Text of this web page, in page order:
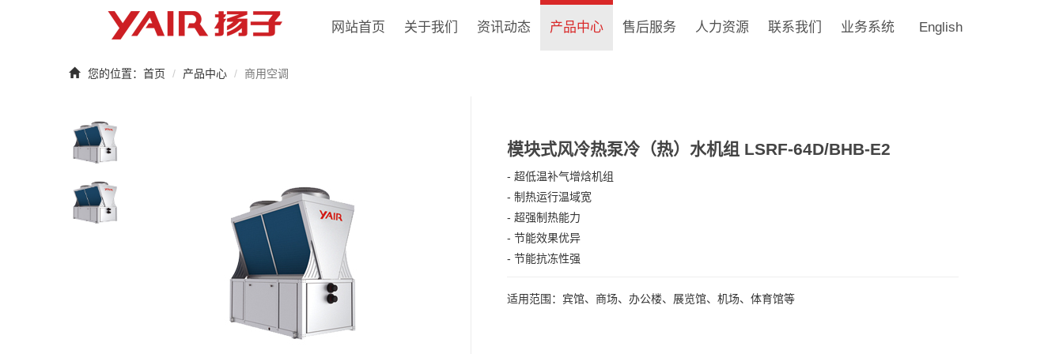
网站首页 关于我们 资讯动态 产品中心 售后服务 人力资源 联系我们 业务系统 English
您的位置： 首页 产品中心 商用空调
模块式风冷热泵冷（热）水机组 LSRF-64D/BHB-E2
- 超低温补气增焓机组
- 制热运行温域宽
- 超强制热能力
- 节能效果优异
- 节能抗冻性强
适用范围： 宾馆、商场、办公楼、展览馆、机场、体育馆等